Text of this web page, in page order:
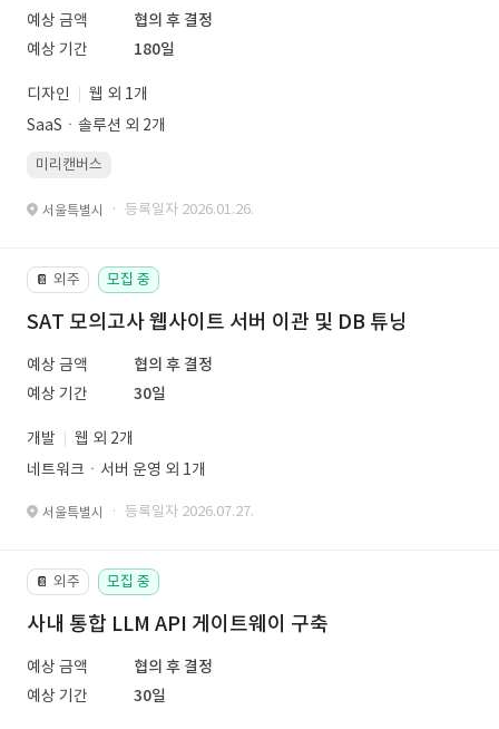
예상 금액
협의 후 결정
예상 기간
180일
디자인
웹 외 1개
SaaSㆍ솔루션 외 2개
미리캔버스
서울특별시 · 등록일자 2026.01.26.
📔 외주 모집 중
SAT 모의고사 웹사이트 서버 이관 및 DB 튜닝
예상 금액
협의 후 결정
예상 기간
30일
개발
웹 외 2개
네트워크ㆍ서버 운영 외 1개
서울특별시 · 등록일자 2026.07.27.
📔 외주 모집 중
사내 통합 LLM API 게이트웨이 구축
예상 금액
협의 후 결정
예상 기간
30일